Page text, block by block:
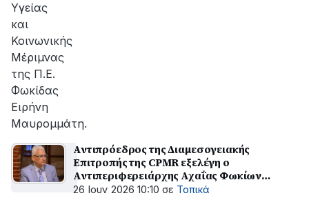
Υγείας
και
Κοινωνικής
Μέριμνας
της Π.Ε.
Φωκίδας
Ειρήνη
Μαυρομμάτη.
Αντιπρόεδρος της Διαμεσογειακής
Επιτροπής της CPMR εξελέγη ο
Αντιπεριφερειάρχης Αχαΐας Φωκίων
Ζαΐμης
26 Ιουν 2026 10:10 σε Τοπικά